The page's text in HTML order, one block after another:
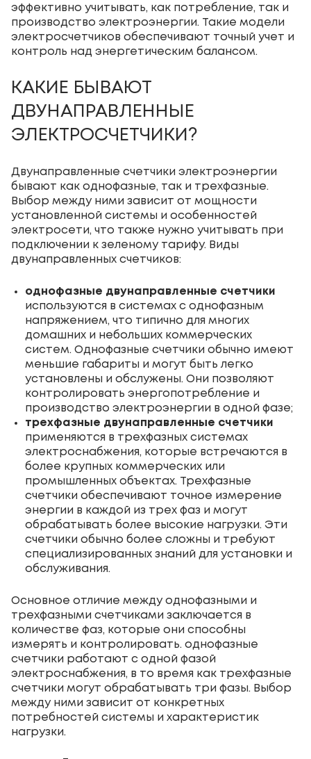
эффективно учитывать, как потребление, так и
производство электроэнергии. Такие модели
электросчетчиков обеспечивают точный учет и
контроль над энергетическим балансом.
КАКИЕ БЫВАЮТ
ДВУНАПРАВЛЕННЫЕ
ЭЛЕКТРОСЧЕТЧИКИ?
Двунаправленные счетчики электроэнергии
бывают как однофазные, так и трехфазные.
Выбор между ними зависит от мощности
установленной системы и особенностей
электросети, что также нужно учитывать при
подключении к зеленому тарифу. Виды
двунаправленных счетчиков:
однофазные двунаправленные счетчики
используются в системах с однофазным
напряжением, что типично для многих
домашних и небольших коммерческих
систем. Однофазные счетчики обычно имеют
меньшие габариты и могут быть легко
установлены и обслужены. Они позволяют
контролировать энергопотребление и
производство электроэнергии в одной фазе;
трехфазные двунаправленные счетчики
применяются в трехфазных системах
электроснабжения, которые встречаются в
более крупных коммерческих или
промышленных объектах. Трехфазные
счетчики обеспечивают точное измерение
энергии в каждой из трех фаз и могут
обрабатывать более высокие нагрузки. Эти
счетчики обычно более сложны и требуют
специализированных знаний для установки и
обслуживания.
Основное отличие между однофазными и
трехфазными счетчиками заключается в
количестве фаз, которые они способны
измерять и контролировать. однофазные
счетчики работают с одной фазой
электроснабжения, в то время как трехфазные
счетчики могут обрабатывать три фазы. Выбор
между ними зависит от конкретных
потребностей системы и характеристик
нагрузки.